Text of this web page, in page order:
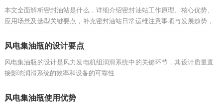
本文全面解析密封油站是什么，详细介绍密封油站工作原理、核心优势、
应用场景及选型关键要点，补充密封油站日常运维注意事项与发展趋势，
为企业选购、使用密封油站提供专业实用参考。
风电集油瓶的设计要点
风电集油瓶的设计是风力发电机组润滑系统中的关键环节，其设计质量直
接影响润滑系统的效率和设备的可靠性
风电集油瓶使用优势